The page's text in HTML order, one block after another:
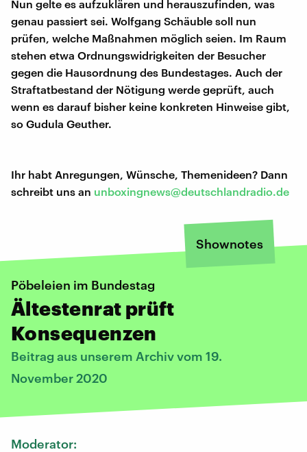
Nun gelte es aufzuklären und herauszufinden, was
genau passiert sei. Wolfgang Schäuble soll nun
prüfen, welche Maßnahmen möglich seien. Im Raum
stehen etwa Ordnungswidrigkeiten der Besucher
gegen die Hausordnung des Bundestages. Auch der
Straftatbestand der Nötigung werde geprüft, auch
wenn es darauf bisher keine konkreten Hinweise gibt,
so Gudula Geuther.
Ihr habt Anregungen, Wünsche, Themenideen? Dann
schreibt uns an unboxingnews@deutschlandradio.de
Shownotes
Pöbeleien im Bundestag
Ältestenrat prüft
Konsequenzen
Beitrag aus unserem Archiv vom 19.
November 2020
Moderator: